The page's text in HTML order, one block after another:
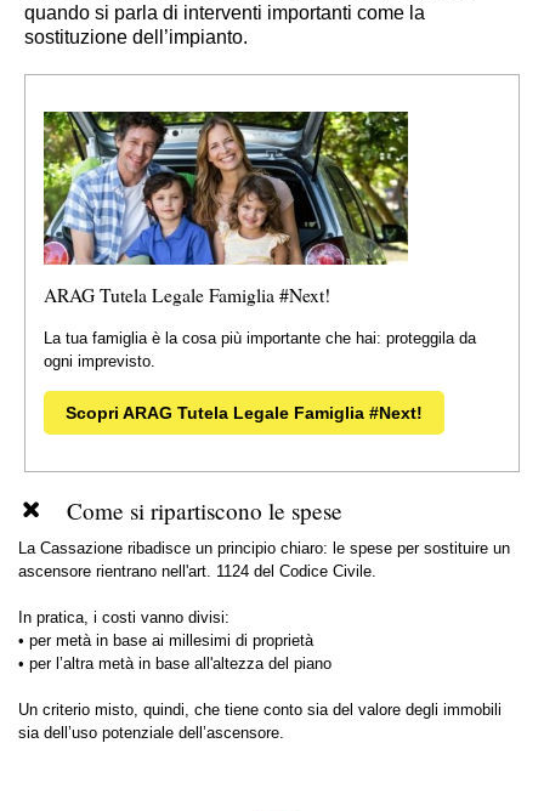
quando si parla di interventi importanti come la
sostituzione dell’impianto.
ARAG Tutela Legale Famiglia #Next!
La tua famiglia è la cosa più importante che hai: proteggila da
ogni imprevisto.
Scopri ARAG Tutela Legale Famiglia #Next!
Come si ripartiscono le spese
La Cassazione ribadisce un principio chiaro: le spese per sostituire un
ascensore rientrano nell'art. 1124 del Codice Civile.
In pratica, i costi vanno divisi:
• per metà in base ai millesimi di proprietà
• per l’altra metà in base all'altezza del piano
Un criterio misto, quindi, che tiene conto sia del valore degli immobili
sia dell’uso potenziale dell’ascensore.